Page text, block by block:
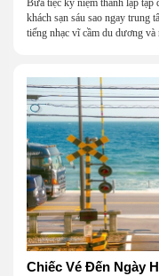
Bữa tiệc kỷ niệm thành lập tập
khách sạn sáu sao ngay trung
tiếng nhạc vĩ cầm du dương
Chiếc Vé Đến Ngày